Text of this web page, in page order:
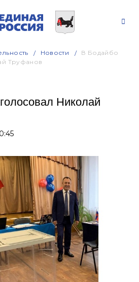
Новости
В Бодайбо
Труфанов
Николай